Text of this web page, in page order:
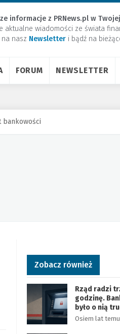
informacje z PRNews.pl w
aktualne wiadomości ze świata
nasz Newsletter ​i bądź na
FORUM NEWSLETTER
bankowości
Zobacz również
Rząd radzi
godzinę.
było o nią
Osiem lat